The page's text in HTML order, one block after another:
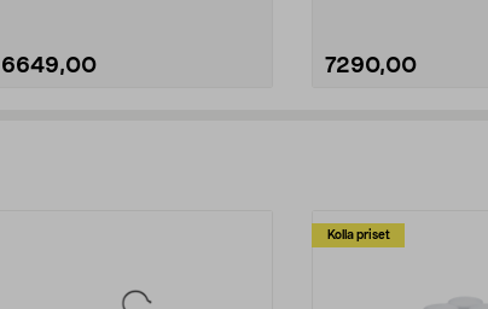
6649,00 7290,00
Kolla priset